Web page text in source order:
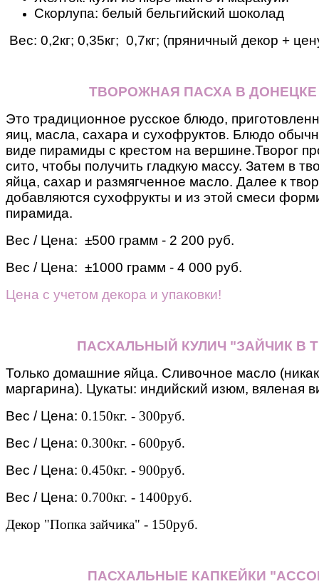
Скорлупа: белый бельгийский шоколад
Вес: 0,2кг; 0,35кг; 0,7кг; (пряничный декор +
ТВОРОЖНАЯ ПАСХА В ДОНЕЦКЕ
Это традиционное русское блюдо,
яиц, масла, сахара и сухофруктов. Блюдо
виде пирамиды с крестом на вершине.Творог
сито, чтобы получить гладкую массу. Затем в
яйца, сахар и размягченное масло. Далее к
добавляются сухофрукты и из этой смеси
пирамида.
Вес / Цена: ±500 грамм - 2 200 руб.
Вес / Цена: ±1000 грамм - 4 000 руб.
Цена с учетом декора и упаковки!
ПАСХАЛЬНЫЙ КУЛИЧ "ЗАЙЧИК В
Только домашние яйца. Сливочное масло
маргарина). Цукаты: индийский изюм, вяленая
Вес / Цена: 0.150кг. - 300руб.
Вес / Цена: 0.300кг. - 600руб.
Вес / Цена: 0.450кг. - 900руб.
Вес / Цена: 0.700кг. - 1400руб.
Декор "Попка зайчика" - 150руб.
ПАСХАЛЬНЫЕ КАПКЕЙКИ